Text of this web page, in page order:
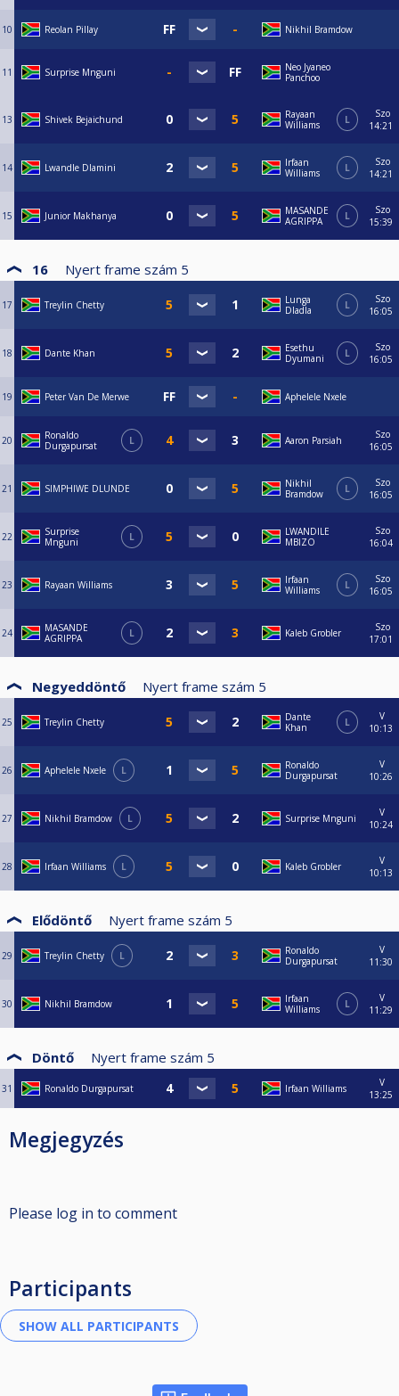
10 Reolan Pillay Nikhil Bramdow
11 Surprise Mnguni
Neo Jyaneo
Panchoo
13 Shivek Bejaichund
Rayaan
Williams
L
Szo
14:21
14 Lwandle Dlamini
Irfaan
Williams
L
Szo
14:21
15 Junior Makhanya
MASANDE
AGRIPPA
L
Szo
15:39
16 Nyert frame szám 5
17 Treylin Chetty
Lunga
Dladla
L
Szo
16:05
18 Dante Khan
Esethu
Dyumani
L
Szo
16:05
19 Peter Van De Merwe Aphelele Nxele
20
Ronaldo
Durgapursat
L Aaron Parsiah
Szo
16:05
21 SIMPHIWE DLUNDE
Nikhil
Bramdow
L
Szo
16:05
22
Surprise
Mnguni
L
LWANDILE
MBIZO
Szo
16:04
23 Rayaan Williams
Irfaan
Williams
L
Szo
16:05
24
MASANDE
AGRIPPA
L Kaleb Grobler
Szo
17:01
Negyeddöntő Nyert frame szám 5
25 Treylin Chetty
Dante
Khan
L
V
10:13
26 Aphelele Nxele L
Ronaldo
Durgapursat
V
10:26
27 Nikhil Bramdow L Surprise Mnguni
V
10:24
28 Irfaan Williams L Kaleb Grobler
V
10:13
Elődöntő Nyert frame szám 5
29 Treylin Chetty L
Ronaldo
Durgapursat
V
11:30
30 Nikhil Bramdow
Irfaan
Williams
L
V
11:29
Döntő Nyert frame szám 5
31 Ronaldo Durgapursat Irfaan Williams
V
13:25
Megjegyzés
Please log in to comment
Participants